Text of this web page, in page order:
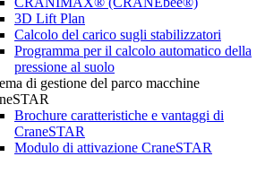
3D Lift Plan
Calcolo del carico sugli stabilizzatori
Programma per il calcolo automatico della
pressione al suolo
di gestione del parco macchine
Brochure caratteristiche e vantaggi di
CraneSTAR
Modulo di attivazione CraneSTAR